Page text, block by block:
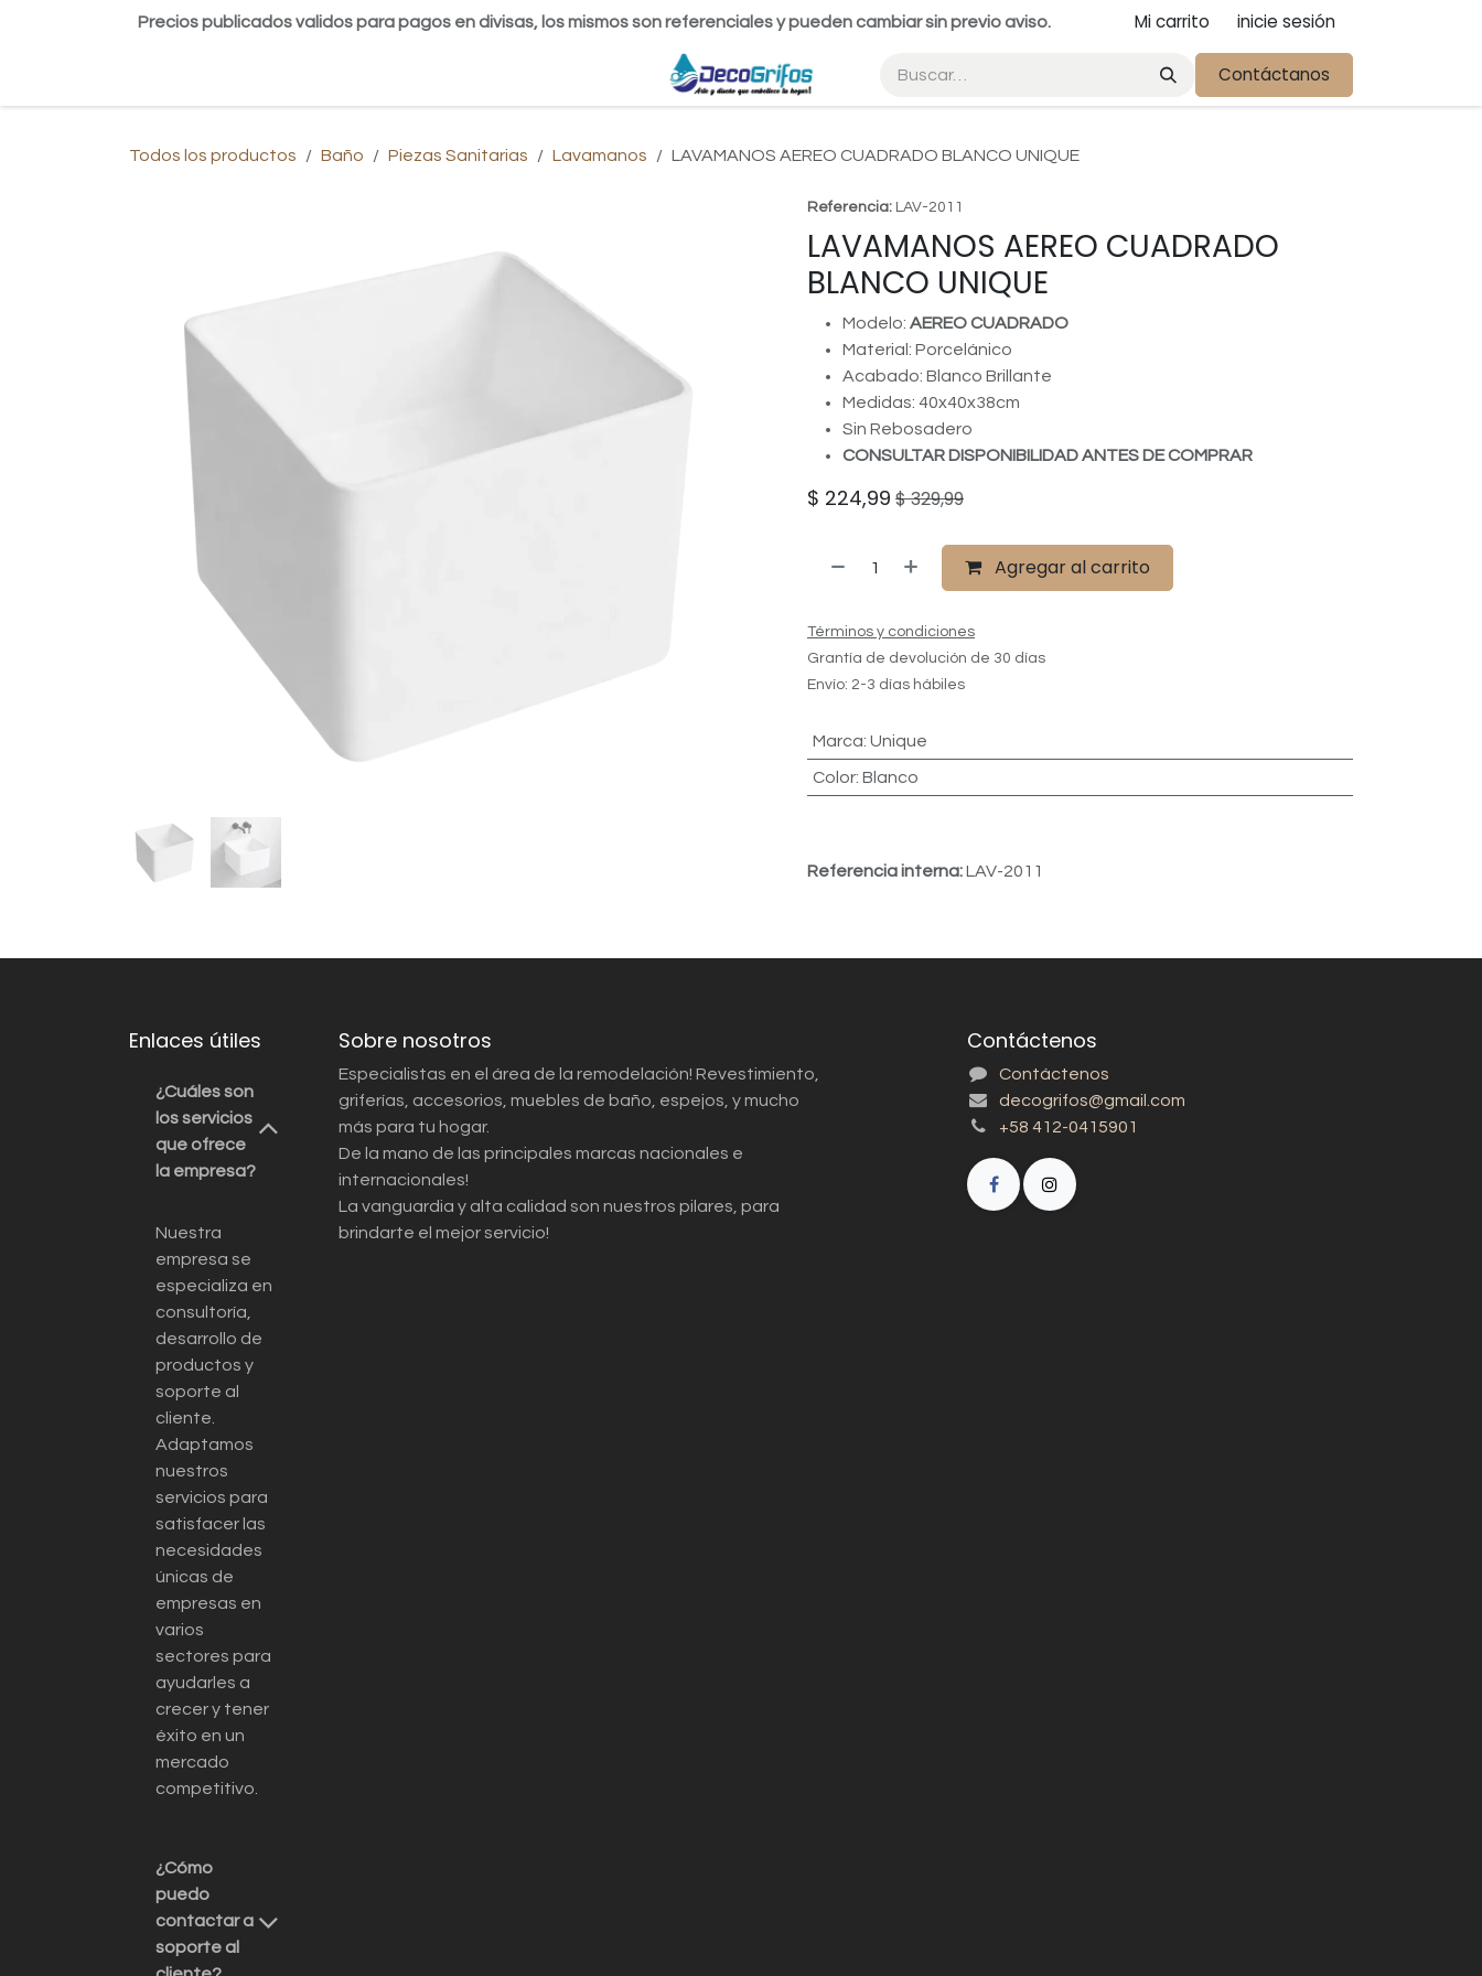
Precios publicados validos para pagos en divisas, los mismos son referenciales y pueden cambiar sin previo aviso. Mi carrito inicie sesión
Contáctanos
Todos los productos Baño Piezas Sanitarias Lavamanos LAVAMANOS AEREO CUADRADO BLANCO UNIQUE
Referencia: LAV-2011
LAVAMANOS AEREO CUADRADO
BLANCO UNIQUE
Modelo: AEREO CUADRADO
Material: Porcelánico
Acabado: Blanco Brillante
Medidas: 40x40x38cm
Sin Rebosadero
CONSULTAR DISPONIBILIDAD ANTES DE COMPRAR
$ 224,99 $329,99
Agregar al carrito
Términos y condiciones
Grantía de devolución de 30 días
Envío: 2-3 días hábiles
Marca: Unique
Color: Blanco
Referencia interna:LAV-2011
Enlaces útiles
¿Cuáles son
los servicios
que ofrece
la empresa?
Nuestra
empresa se
especializa en
consultoría,
desarrollo de
productos y
soporte al
cliente.
Adaptamos
nuestros
servicios para
satisfacer las
necesidades
únicas de
empresas en
varios
sectores para
ayudarles a
crecer y tener
éxito en un
mercado
competitivo.
¿Cómo
puedo
contactar a
soporte al
Sobre nosotros
Especialistas en el área de la remodelación! Revestimiento,
griferías, accesorios, muebles de baño, espejos, y mucho
más para tu hogar.
De la mano de las principales marcas nacionales e
internacionales!
La vanguardia y alta calidad son nuestros pilares, para
brindarte el mejor servicio!
Contáctenos
Contáctenos
decogrifos@gmail.com
+58 412-0415901